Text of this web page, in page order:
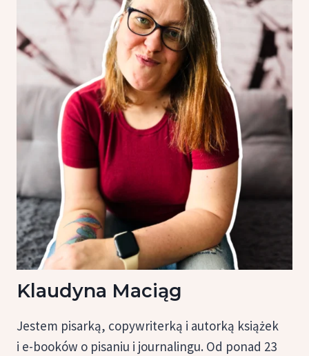
Klaudyna Maciąg
Jestem pisarką, copywriterką i autorką książek
i e-booków o pisaniu i journalingu. Od ponad 23